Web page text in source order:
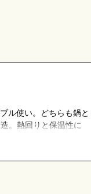
ル使い。どちらも鍋と
。熱回りと保温性に